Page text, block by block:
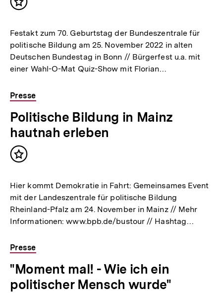
Inhalt
Festakt zum 70. Geburtstag der Bundeszentrale für
politische Bildung am 25. November 2022 in alten
Deutschen Bundestag in Bonn // Bürgerfest u.a. mit
einer Wahl-O-Mat Quiz-Show mit Florian…
Presse
Politische Bildung in Mainz
hautnah erleben
Inhalt
Hier kommt Demokratie in Fahrt: Gemeinsames Event
mit der Landeszentrale für politische Bildung
Rheinland-Pfalz am 24. November in Mainz // Mehr
Informationen: www.bpb.de/bustour // Hashtag…
Presse
"Moment mal! - Wie ich ein
politischer Mensch wurde"